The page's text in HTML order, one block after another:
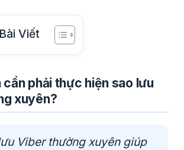
Viết
cần phải thực hiện sao lưu
xuyên?
Viber thường xuyên giúp